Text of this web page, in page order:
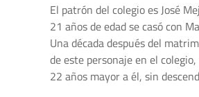
El patrón del colegio es José
21 años de edad se casó con
Una década después del
de este personaje en el
22 años mayor a él, sin